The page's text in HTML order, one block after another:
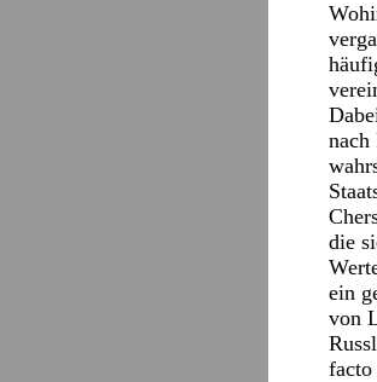
nach
die
ein
von
facto